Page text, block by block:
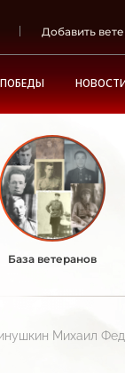
Добавить
База ветеранов
Михаил